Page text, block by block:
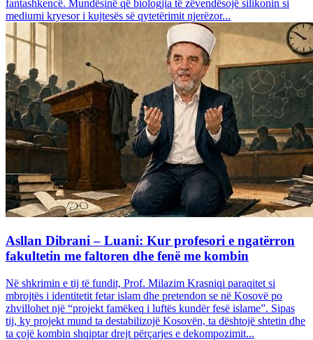
fantashkencë. Mundësinë që biologjia të zëvendësojë silikonin si
mediumi kryesor i kujtesës së qytetërimit njerëzor...
Asllan Dibrani – Luani: Kur profesori e ngatërron
fakultetin me faltoren dhe fenë me kombin
Në shkrimin e tij të fundit, Prof. Milazim Krasniqi paraqitet si
mbrojtës i identitetit fetar islam dhe pretendon se në Kosovë po
zhvillohet një “projekt famëkeq i luftës kundër fesë islame”. Sipas
tij, ky projekt mund ta destabilizojë Kosovën, ta dështojë shtetin dhe
ta çojë kombin shqiptar drejt përçarjes e dekompozimit...